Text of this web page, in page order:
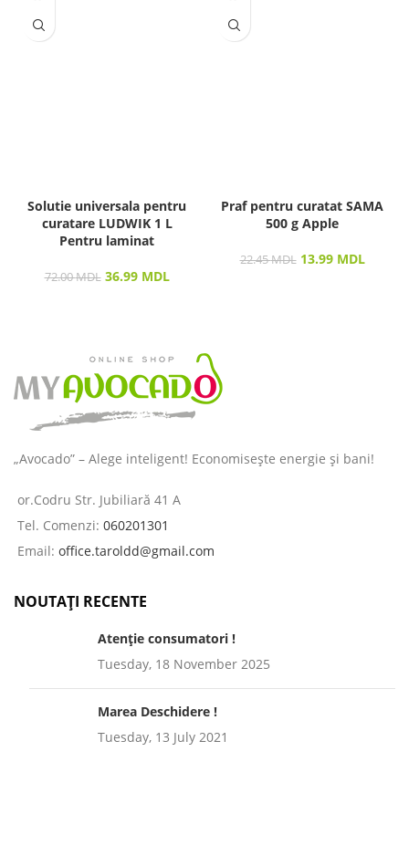
Solutie universala pentru
curatare LUDWIK 1 L
Pentru laminat
72.00MDL 36.99 MDL
Praf pentru curatat SAMA
500 g Apple
22.45MDL 13.99 MDL
„Avocado” – Alege inteligent! Economisește energie și bani!
or.Codru Str. Jubiliară 41 A
Tel. Comenzi: 060201301
Email: office.taroldd@gmail.com
NOUTAȚI RECENTE
Atenție consumatori !
Tuesday, 18 November 2025
Marea Deschidere !
Tuesday, 13 July 2021